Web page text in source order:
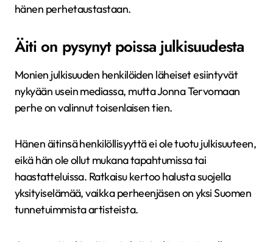
hänen perhetaustastaan.
Äiti on pysynyt poissa julkisuudesta
Monien julkisuuden henkilöiden läheiset esiintyvät
nykyään usein mediassa, mutta Jonna Tervomaan
perhe on valinnut toisenlaisen tien.
Hänen äitinsä henkilöllisyyttä ei ole tuotu julkisuuteen,
eikä hän ole ollut mukana tapahtumissa tai
haastatteluissa. Ratkaisu kertoo halusta suojella
yksityiselämää, vaikka perheenjäsen on yksi Suomen
tunnetuimmista artisteista.